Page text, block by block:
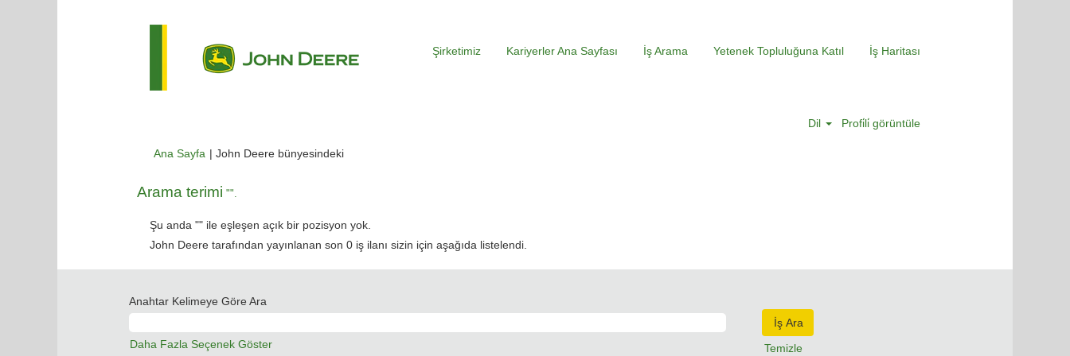
Şirketimiz Kariyerler Ana Sayfası İş Arama Yetenek Topluluğuna Katıl İş Haritası
Dil Profi̇li̇ görüntüle
Ana Sayfa | John Deere bünyesindeki(mevcut
Arama terimi "".
Şu anda "" ile eşleşen açık bir pozisyon yok.
John Deere tarafından yayınlanan son 0 iş ilanı sizin için aşağıda listelendi.
Anahtar Kelimeye Göre Ara
Daha Fazla Seçenek Göster Temizle